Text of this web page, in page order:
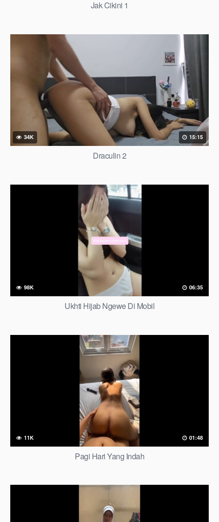
Jak Cikini 1
34K 15:15
Draculin 2
98K 06:35
Ukhti Hijab Ngewe Di Mobil
11K 01:48
Pagi Hari Yang Indah